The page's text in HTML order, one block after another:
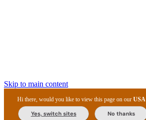
Skip to main content
Hi there, would you like to view this page on ourUSA
Yes, switch sites No thanks